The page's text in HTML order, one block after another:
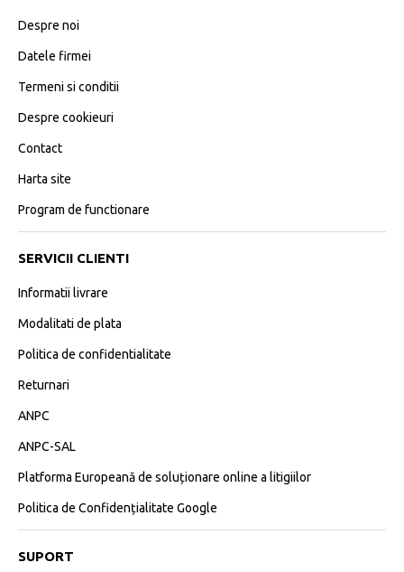
Despre noi
Datele firmei
Termeni si conditii
Despre cookieuri
Contact
Harta site
Program de functionare
SERVICII CLIENTI
Informatii livrare
Modalitati de plata
Politica de confidentialitate
Returnari
ANPC
ANPC-SAL
Platforma Europeană de soluționare online a litigiilor
Politica de Confidențialitate Google
SUPORT